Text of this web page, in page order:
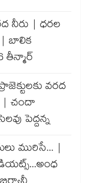
నీరు | ధరల
| బాలిక
తీన్మార్
వరద
| చందా
పెద్దన్న
మురిసే... |